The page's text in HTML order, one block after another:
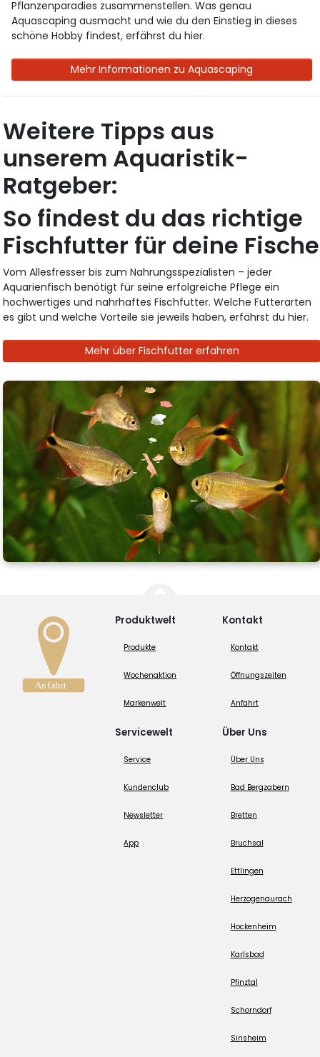
Pflanzenparadies zusammenstellen. Was genau
Aquascaping ausmacht und wie du den Einstieg in dieses
schöne Hobby findest, erfährst du hier.
Mehr Informationen zu Aquascaping
Weitere Tipps aus
unserem Aquaristik-
Ratgeber:
So findest du das richtige
Fischfutter für deine Fische
Vom Allesfresser bis zum Nahrungsspezialisten – jeder
Aquarienfisch benötigt für seine erfolgreiche Pflege ein
hochwertiges und nahrhaftes Fischfutter. Welche Futterarten
es gibt und welche Vorteile sie jeweils haben, erfährst du hier.
Mehr über Fischfutter erfahren
Produktwelt
Produkte
Wochenaktion
Markenwelt
Servicewelt
Service
Kundenclub
Newsletter
App
Kontakt
Kontakt
Öffnungszeiten
Anfahrt
Über Uns
Über Uns
Bad Bergzabern
Bretten
Bruchsal
Ettlingen
Herzogenaurach
Hockenheim
Karlsbad
Pfinztal
Schorndorf
Sinsheim